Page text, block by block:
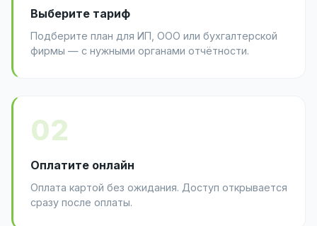
Выберите тариф
Подберите план для ИП, ООО или бухгалтерской
фирмы — с нужными органами отчётности.
02
Оплатите онлайн
Оплата картой без ожидания. Доступ открывается
сразу после оплаты.